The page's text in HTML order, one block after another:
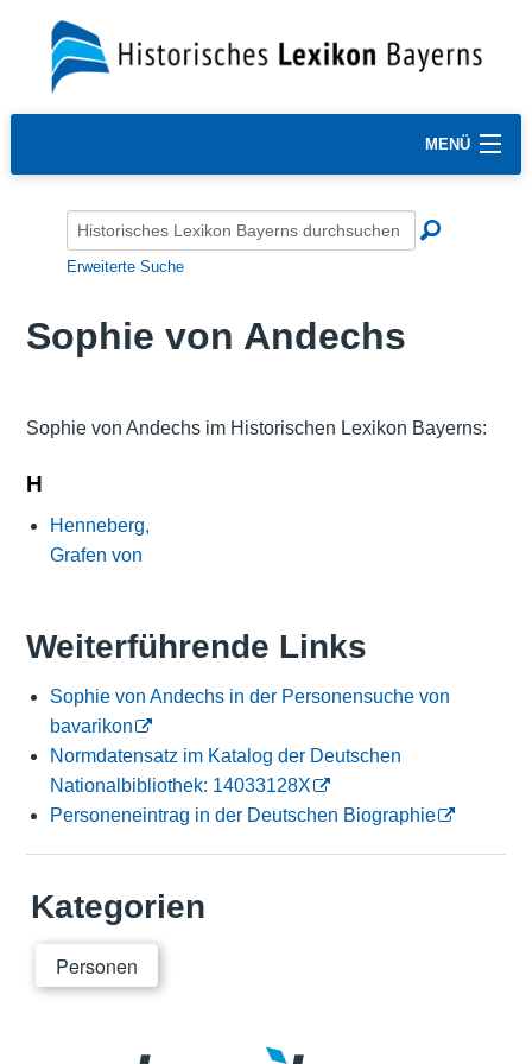
MENÜ
Erweiterte Suche
Sophie von Andechs
Sophie von Andechs im Historischen Lexikon Bayerns:
H
Henneberg,
Grafen von
Weiterführende Links
Sophie von Andechs in der Personensuche von
bavarikon
Normdatensatz im Katalog der Deutschen
Nationalbibliothek: 14033128X
Personeneintrag in der Deutschen Biographie
Kategorien
Personen